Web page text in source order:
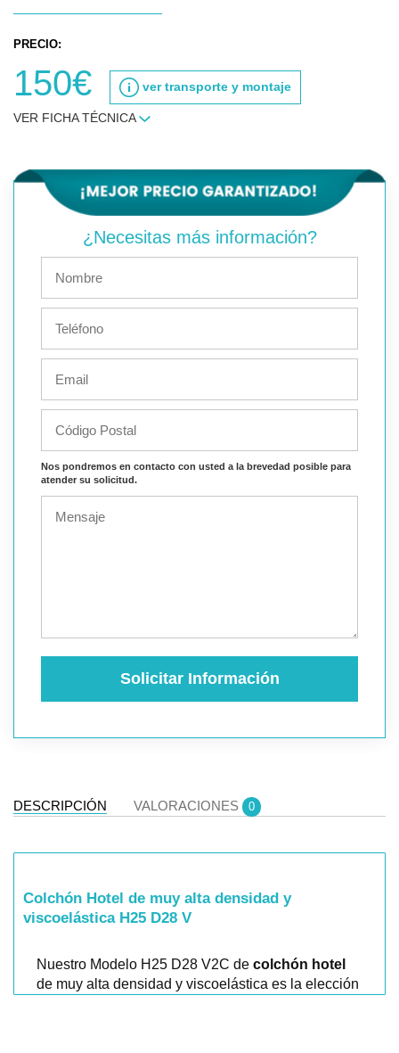
PRECIO:
150€ ver transporte y montaje
VER FICHA TÉCNICA
¿Necesitas más información?
Nos pondremos en contacto con usted a la brevedad posible para
atender su solicitud.
Solicitar Información
DESCRIPCIÓN VALORACIONES 0
Colchón Hotel de muy alta densidad y
viscoelástica H25 D28 V
Nuestro Modelo H25 D28 V2C de colchón hotel
de muy alta densidad y viscoelástica es la elección